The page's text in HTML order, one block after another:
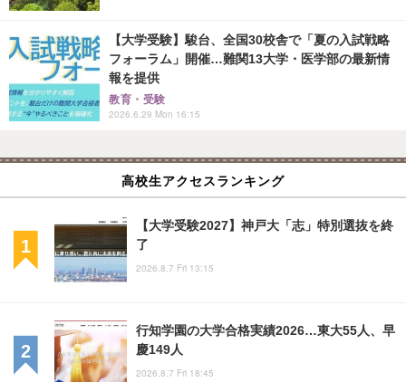
【大学受験】駿台、全国30校舎で「夏の入試戦略
フォーラム」開催…難関13大学・医学部の最新情
報を提供
教育・受験
2026.6.29 Mon 16:15
高校生アクセスランキング
【大学受験2027】神戸大「志」特別選抜を終
了
2026.8.7 Fri 13:15
行知学園の大学合格実績2026…東大55人、早
慶149人
2026.8.7 Fri 18:45